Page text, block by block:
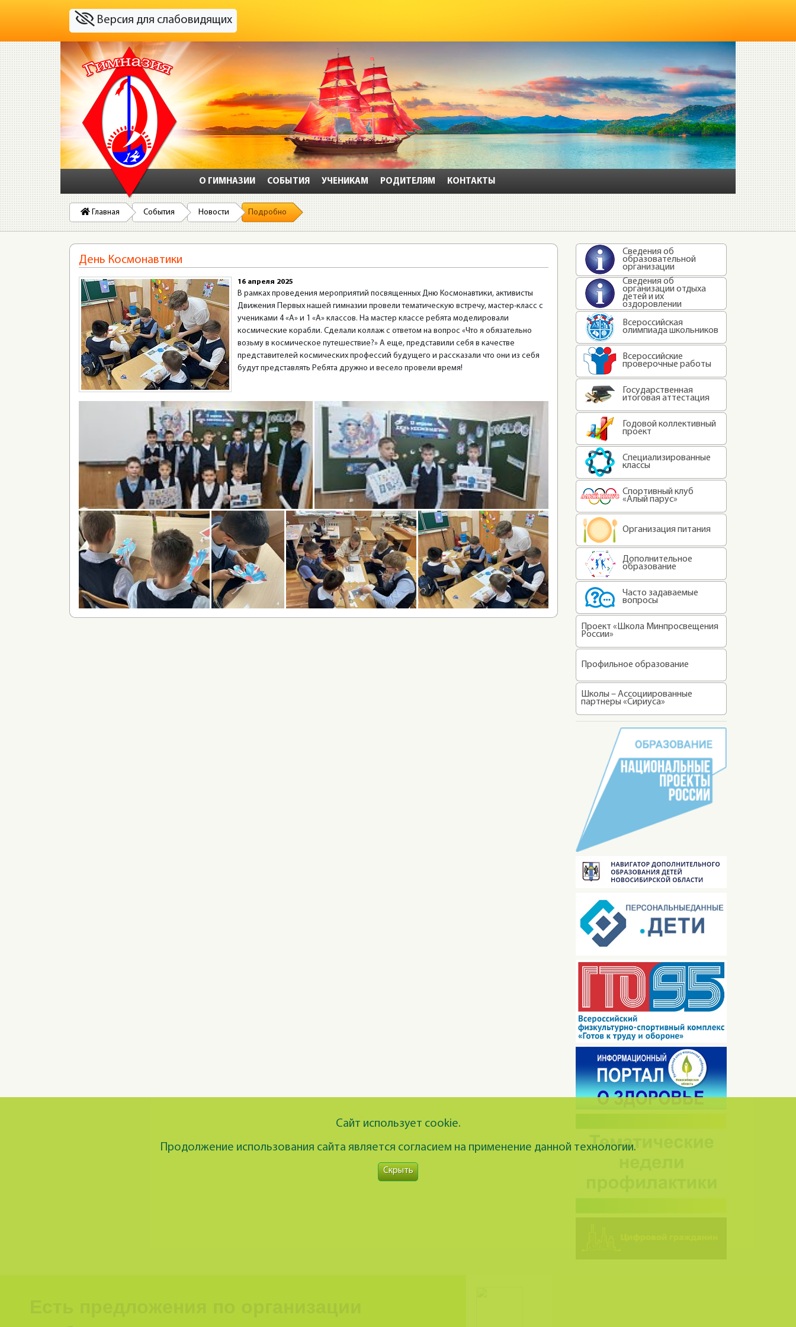
Версия для слабовидящих
О ГИМНАЗИИ СОБЫТИЯ УЧЕНИКАМ РОДИТЕЛЯМ КОНТАКТЫ
Главная События Новости Подробно
День Космонавтики
16 апреля 2025
В рамках проведения мероприятий посвященных Дню Космонавтики, активисты
Движения Первых нашей гимназии провели тематическую встречу, мастер-класс с
учениками 4 «А» и 1 «А» классов. На мастер классе ребята моделировали
космические корабли. Сделали коллаж с ответом на вопрос «Что я обязательно
возьму в космическое путешествие?» А еще, представили себя в качестве
представителей космических профессий будущего и рассказали что они из себя
будут представлять Ребята дружно и весело провели время!
Сведения об
образовательной
организации
Сведения об
организации отдыха
детей и их
оздоровлении
Всероссийская
олимпиада школьников
Всероссийские
проверочные работы
Государственная
итоговая аттестация
Годовой коллективный
проект
Специализированные
классы
Спортивный клуб
«Алый парус»
Организация питания
Дополнительное
образование
Часто задаваемые
вопросы
Проект «Школа Минпросвещения
России»
Профильное образование
Школы – Ассоциированные
партнеры «Сириуса»
Сайт использует cookie.
Продолжение использования сайта является согласием на применение данной технологии.
Скрыть